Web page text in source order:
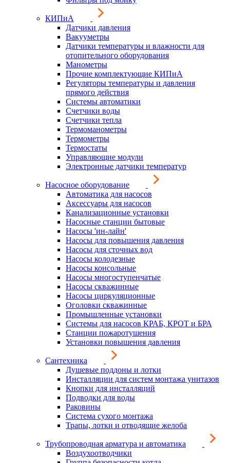
КИПиА
Датчики давления
Вакууметры
Датчики температуры и влажности для
отопительного оборудования
Манометры
Прочие комплектующие КИПиА
Регуляторы температуры и давления
прямого действия
Системы автоматики
Счетчики воды
Счетчики тепла
Термоманометры
Термометры
Термостаты
Управляющие модули
Электронные датчики температур
Насосное оборудование
Автоматика для насосов
Аксессуары для насосов
Канализационные установки
Насосные станции бытовые
Насосы 'ин-лайн'
Насосы для повышения давления
Насосы для сточных вод
Насосы колодезные
Насосы консольные
Насосы многоступенчатые
Насосы скважинные
Насосы циркуляционные
Оголовки скважинные
Промышленные установки
Системы для насосов КРАБ, КРОТ и БРА
Станции пожаротушения
Установки повышения давления
Сантехника
Душевые поддоны и лотки
Инсталляции для систем монтажа унитазов
Кнопки для инсталляций
Подводки для воды
Раковины
Система сухого монтажа
Трапы, лотки и отводящие желоба
Трубопроводная арматура и автоматика
Воздухоотводчики